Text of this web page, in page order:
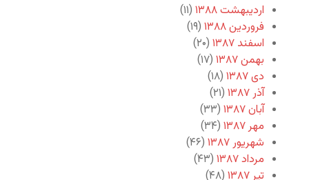
اردیبهشت ۱۳۸۸
(۱۱)
فروردین ۱۳۸۸
(۱۹)
اسفند ۱۳۸۷
(۲۰)
بهمن ۱۳۸۷
(۱۷)
دی ۱۳۸۷
(۱۸)
آذر ۱۳۸۷
(۲۱)
آبان ۱۳۸۷
(۳۳)
مهر ۱۳۸۷
(۳۴)
شهریور ۱۳۸۷
(۴۶)
مرداد ۱۳۸۷
(۴۳)
تیر ۱۳۸۷
(۴۸)